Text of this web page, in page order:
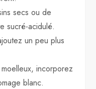
secs ou de
sucré-acidulé.
un peu plus
incorporez
blanc.